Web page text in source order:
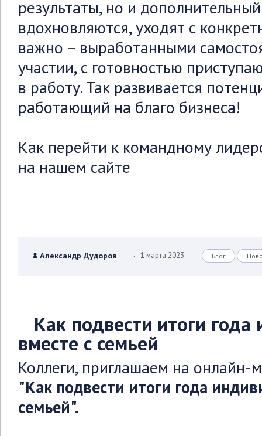
результаты, но и
вдохновляются, уходят с
важно – выработанными
участии, с готовностью
в работу. Так развивается
работающий на благо бизнеса!
Как перейти к командному
на нашем сайте
Александр Дудоров . 1 марта 2023 Блог
Как подвести итоги
вместе с семьей
Коллеги, приглашаем на онлайн-
"Как подвести итоги года
семьей".